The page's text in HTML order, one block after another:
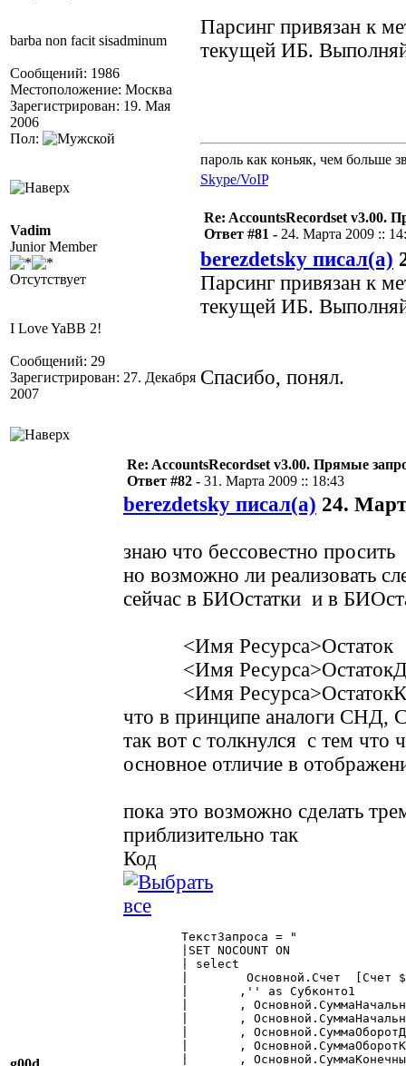
barba non facit sisadminum
Сообщений: 1986
Местоположение: Москва
Зарегистрирован: 19. Мая
2006
Пол:
Парсинг привязан к
текущей ИБ.
пароль как коньяк, чем больше
Skype/VoIP
Vadim
Junior Member
Отсутствует
I Love YaBB 2!
Сообщений: 29
Зарегистрирован: 27. Декабря
2007
Re: AccountsRecordset v3.00.
Ответ #81 - 24. Марта 2009 ::
berezdetsky писал(а)
Парсинг привязан к
текущей ИБ.
Спасибо, понял.
Re: AccountsRecordset v3.00. Прямые
Ответ #82 - 31. Марта 2009 :: 18:43
berezdetsky писал(а) 24.
знаю что бессовестно просить
но возможно ли реализовать
сейчас в БИОстатки и в
<Имя Ресурса>Остаток
<Имя
<Имя
что в принципе аналоги СНД,
так вот с толкнулся с тем
основное отличие в
пока это возможно сделать
приблизительно так
Код